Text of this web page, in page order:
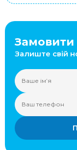
Замовити
Залиште свій